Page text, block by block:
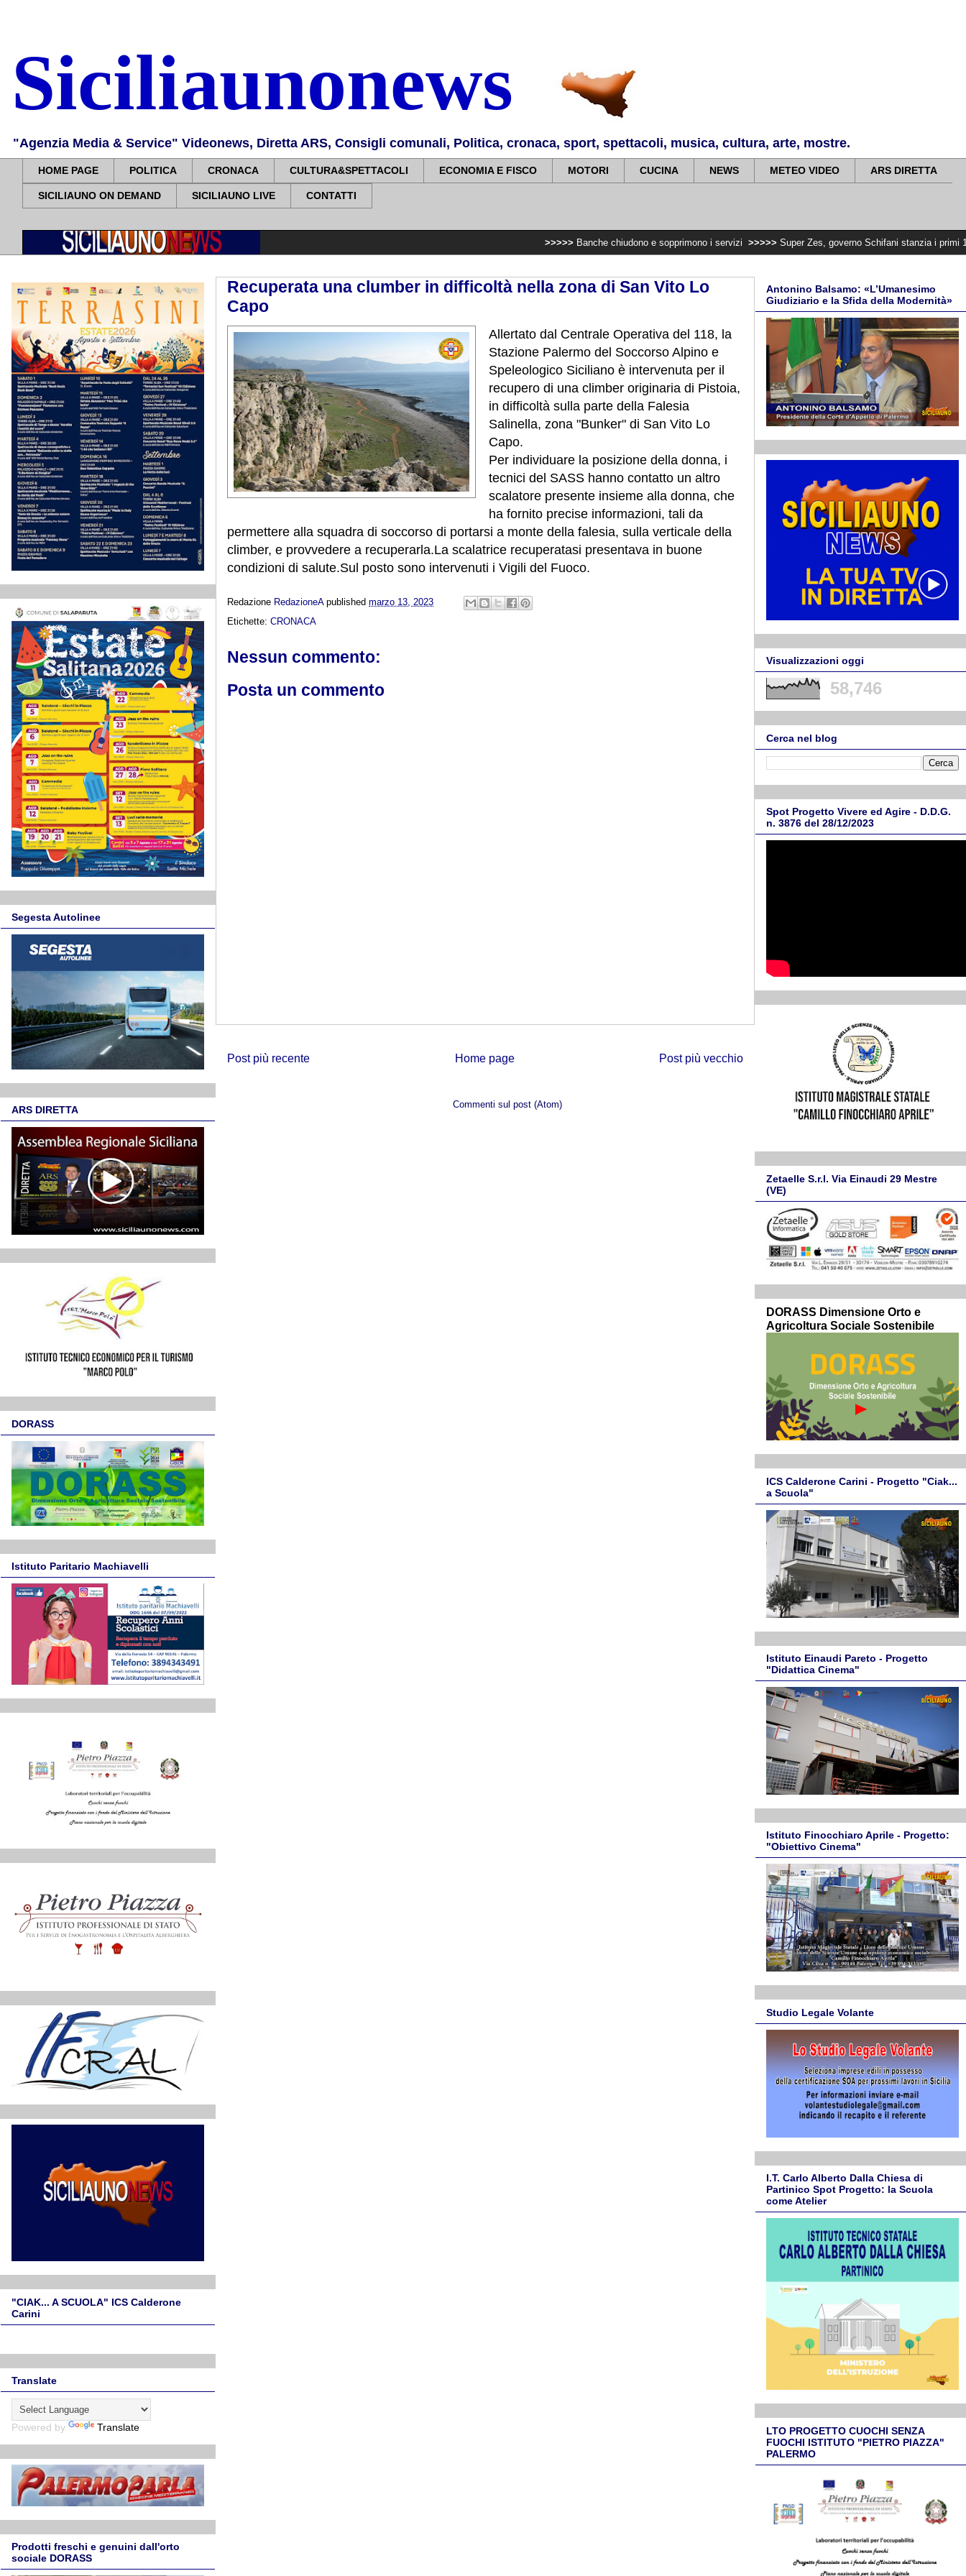
Siciliaunonews
"Agenzia Media & Service" Videonews, Diretta ARS, Consigli comunali, Politica, cronaca, sport, spettacoli, musica, cultura, arte, mostre.
HOME PAGE POLITICA CRONACA CULTURA&SPETTACOLI ECONOMIA E FISCO MOTORI CUCINA NEWS METEO VIDEO ARS DIRETTA
SICILIAUNO ON DEMAND SICILIAUNO LIVE CONTATTI
Banche chiudono e sopprimono i servizi >>>>> Super Zes, governo Schifani stanzia i primi 10 milioni per
Recuperata una clumber in difficoltà nella zona di San Vito Lo
Capo
Allertato dal Centrale Operativa del 118, la
Stazione Palermo del Soccorso Alpino e
Speleologico Siciliano è intervenuta per il
recupero di una climber originaria di Pistoia,
in difficoltà sulla parte della Falesia
Salinella, zona "Bunker" di San Vito Lo
Capo.
Per individuare la posizione della donna, i
tecnici del SASS hanno contatto un altro
scalatore presente insieme alla donna, che
ha fornito precise informazioni, tali da
permettere alla squadra di soccorso di portarsi a monte della falesia, sulla verticale della
climber, e provvedere a recuperarla.La scalatrice recuperatasi presentava in buone
condizioni di salute.Sul posto sono intervenuti i Vigili del Fuoco.
Redazione RedazioneA published marzo 13, 2023
Etichette: CRONACA
Nessun commento:
Posta un commento
Post più recente Post più vecchio
Home page
Commenti sul post (Atom)
Segesta Autolinee
ARS DIRETTA
DORASS
Istituto Paritario Machiavelli
"CIAK... A SCUOLA" ICS Calderone
Carini
Translate
Powered by Translate
Prodotti freschi e genuini dall'orto
sociale DORASS
Antonino Balsamo: «L’Umanesimo
Giudiziario e la Sfida della Modernità»
Visualizzazioni oggi
58,746
Cerca nel blog
Spot Progetto Vivere ed Agire - D.D.G.
n. 3876 del 28/12/2023
Zetaelle S.r.l. Via Einaudi 29 Mestre
(VE)
DORASS Dimensione Orto e
Agricoltura Sociale Sostenibile
ICS Calderone Carini - Progetto "Ciak...
a Scuola"
Istituto Einaudi Pareto - Progetto
"Didattica Cinema"
Istituto Finocchiaro Aprile - Progetto:
"Obiettivo Cinema"
Studio Legale Volante
I.T. Carlo Alberto Dalla Chiesa di
Partinico Spot Progetto: la Scuola
come Atelier
LTO PROGETTO CUOCHI SENZA
FUOCHI ISTITUTO "PIETRO PIAZZA"
PALERMO